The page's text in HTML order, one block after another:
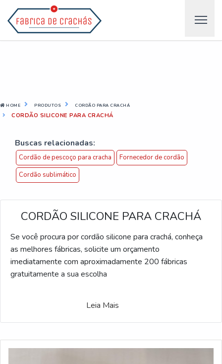
HOME PRODUTOS CORDÃO PARA CRACHÁ
CORDÃO SILICONE PARA CRACHÁ
Buscas relacionadas:
Cordão de pescoço para cracha
Fornecedor de cordão
Cordão sublimático
CORDÃO SILICONE PARA CRACHÁ
Se você procura por cordão silicone para crachá, conheça
as melhores fábricas, solicite um orçamento
imediatamente com aproximadamente 200 fábricas
gratuitamente a sua escolha
Leia Mais